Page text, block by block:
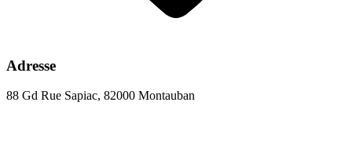
Adresse
88 Gd Rue Sapiac, 82000 Montauban